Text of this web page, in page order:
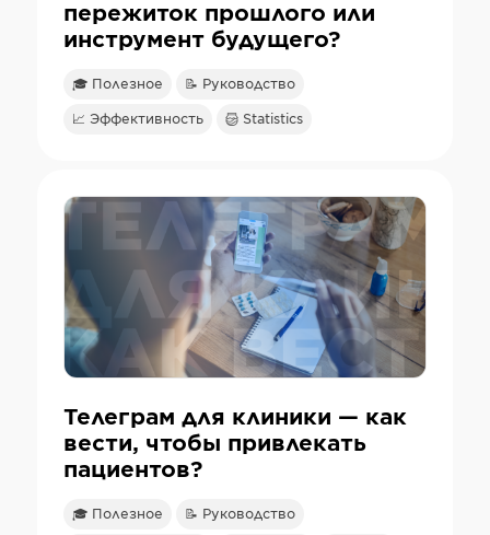
пережиток прошлого или
инструмент будущего?
🎓 Полезное 📝 Руководство
📈 Эффективность Statistics
Телеграм для клиники — как
вести, чтобы привлекать
пациентов?
🎓 Полезное 📝 Руководство